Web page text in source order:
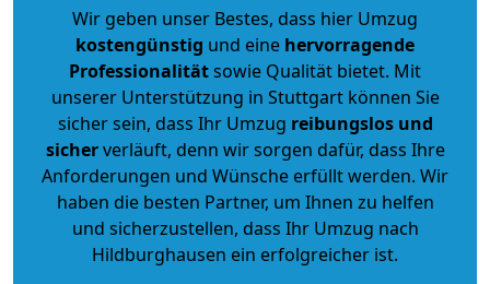
Wir geben unser Bestes, dass hier Umzug
kostengünstig und eine hervorragende
Professionalitätsowie Qualität bietet. Mit
unserer Unterstützung in Stuttgart können Sie
sicher sein, dass Ihr Umzug reibungslos und
sicherverläuft, denn wir sorgen dafür, dass Ihre
Anforderungen und Wünsche erfüllt werden. Wir
haben die besten Partner, um Ihnen zu helfen
und sicherzustellen, dass Ihr Umzug nach
Hildburghausen ein erfolgreicher ist.